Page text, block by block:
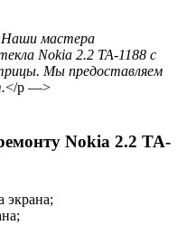
Наши мастера
Nokia 2.2 TA-1188 с
Мы предоставляем
</p —>
Nokia 2.2 TA-
экрана;